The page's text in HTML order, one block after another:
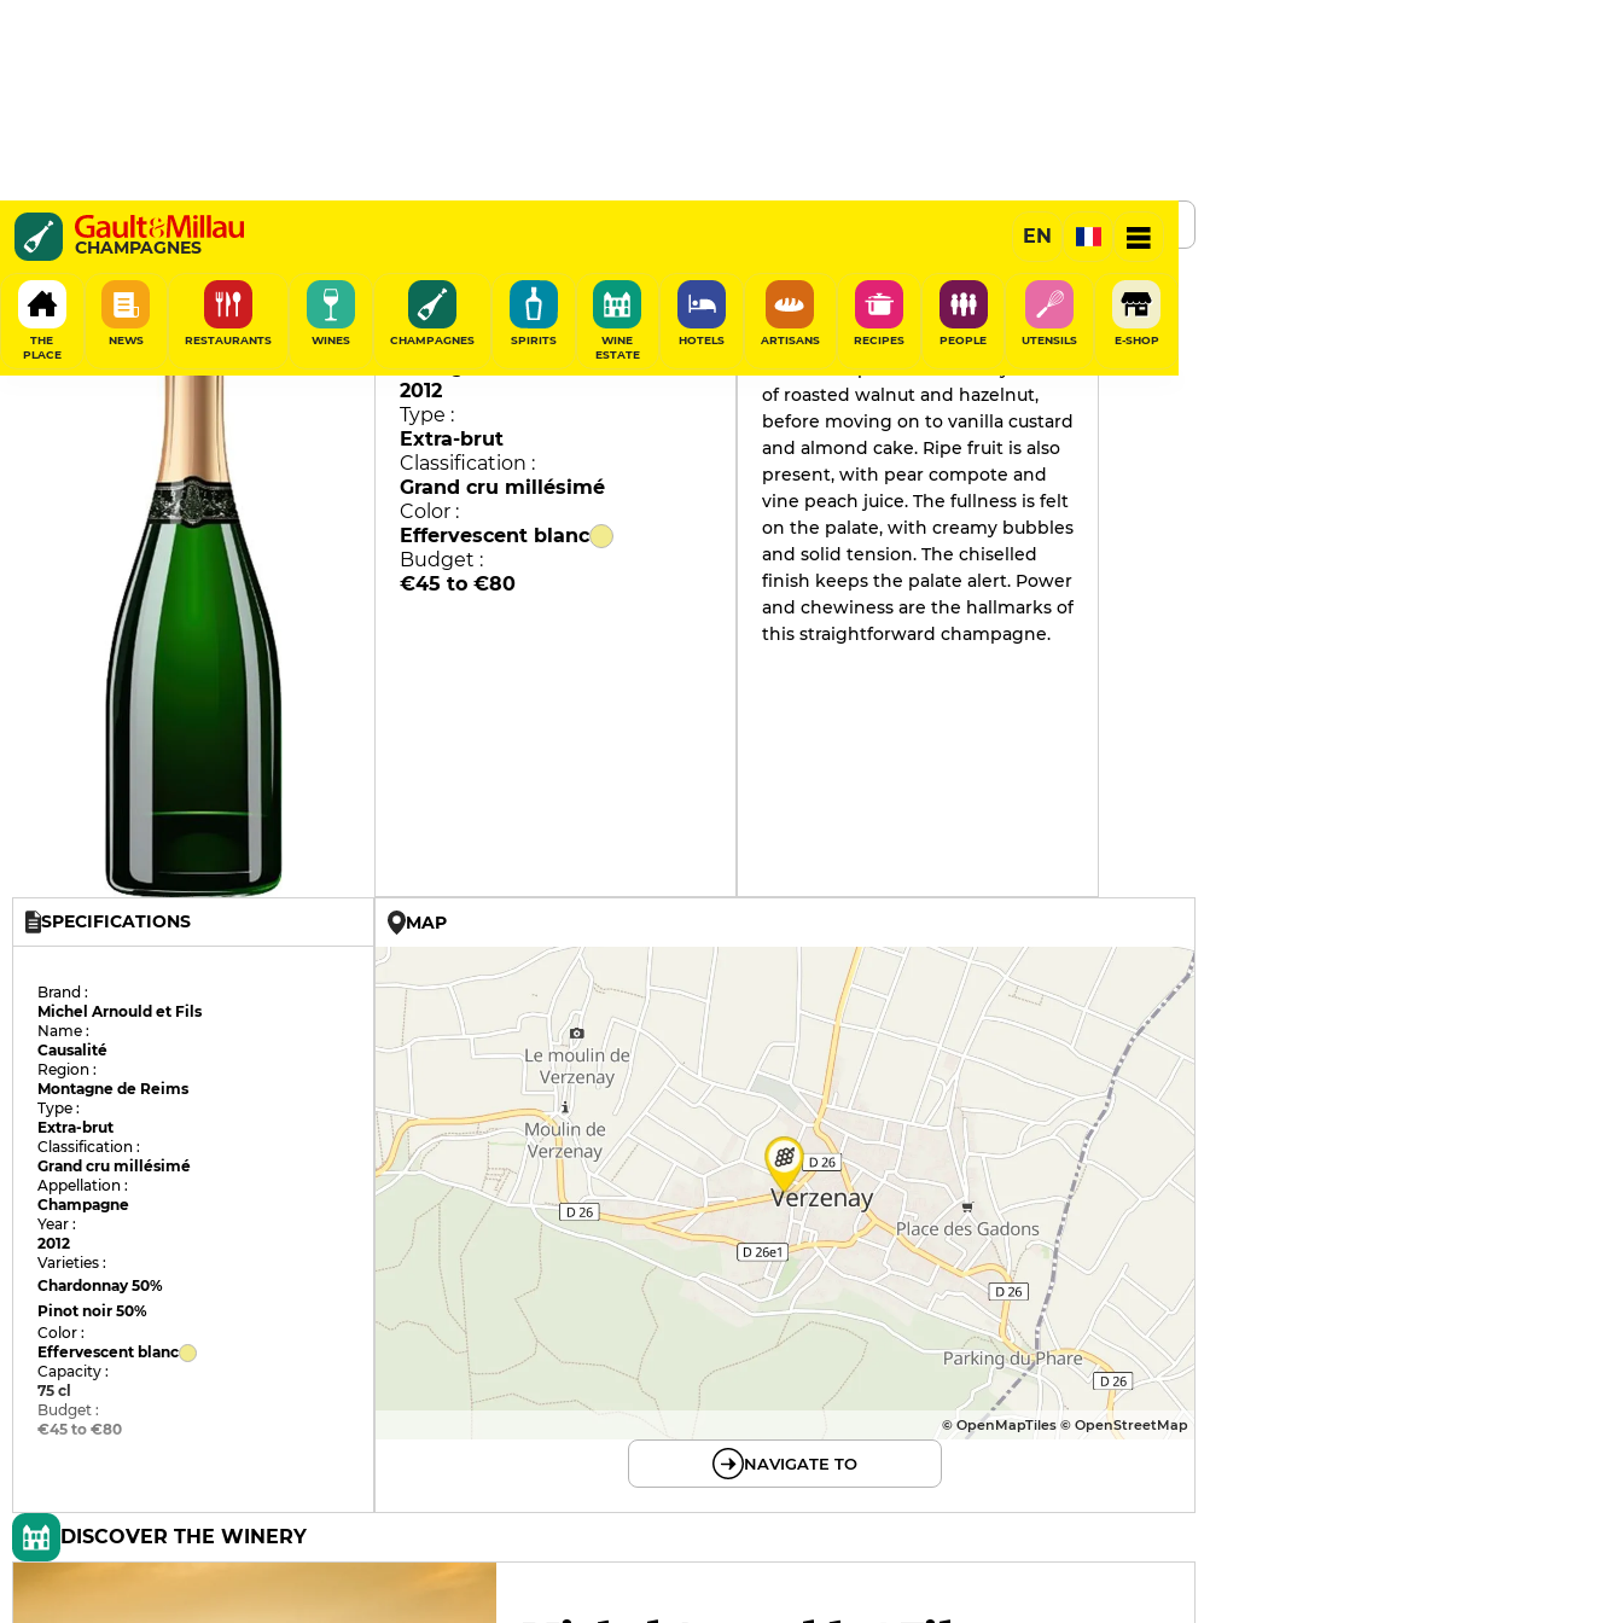
CHAMPAGNES
EN
THE
PLACE
NEWS RESTAURANTS WINES CHAMPAGNES SPIRITS
WINE
ESTATE
HOTELS ARTISANS RECIPES PEOPLE UTENSILS E-SHOP
Causalité
Michel Arnould et Fils
SHARE
90/100
Champagne
Vintage :
2012
Type :
Extra-brut
Classification :
Grand cru millésimé
Color :
Effervescent blanc
Budget :
€45 to €80
GAULT&MILLAU'S REVIEW
2026
The nose opens with woody notes
of roasted walnut and hazelnut,
before moving on to vanilla custard
and almond cake. Ripe fruit is also
present, with pear compote and
vine peach juice. The fullness is felt
on the palate, with creamy bubbles
and solid tension. The chiselled
finish keeps the palate alert. Power
and chewiness are the hallmarks of
this straightforward champagne.
SPECIFICATIONS
Brand :
Michel Arnould et Fils
Name :
Causalité
Region :
Montagne de Reims
Type :
Extra-brut
Classification :
Grand cru millésimé
Appellation :
Champagne
Year :
2012
Varieties :
Chardonnay50%
Pinot noir50%
Color :
Effervescent blanc
Capacity :
75 cl
Budget :
€45 to €80
MAP
© OpenMapTiles © OpenStreetMap
NAVIGATE TO
DISCOVER THE WINERY